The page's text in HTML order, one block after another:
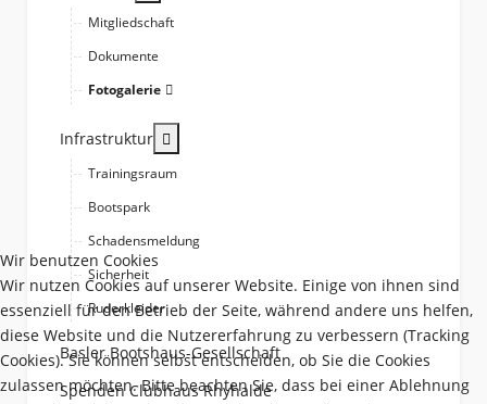
Mitgliedschaft
Dokumente
Fotogalerie
Infrastruktur
Trainingsraum
Bootspark
Schadensmeldung
Sicherheit
Ruderkleider
Basler Bootshaus-Gesellschaft
Spenden Clubhaus Rhyhalde
Wir benutzen Cookies
Wir nutzen Cookies auf unserer Website. Einige von ihnen sind
essenziell für den Betrieb der Seite, während andere uns helfen,
diese Website und die Nutzererfahrung zu verbessern (Tracking
Cookies). Sie können selbst entscheiden, ob Sie die Cookies
zulassen möchten. Bitte beachten Sie, dass bei einer Ablehnung